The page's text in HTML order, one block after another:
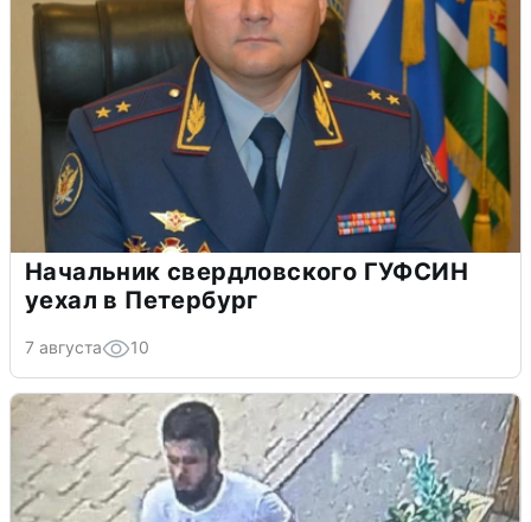
Начальник свердловского ГУФСИН
уехал в Петербург
7 августа 10